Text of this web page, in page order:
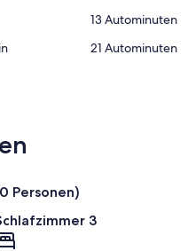
‪13 Autominuten‬
‪21 Autominuten‬
Personen)
3